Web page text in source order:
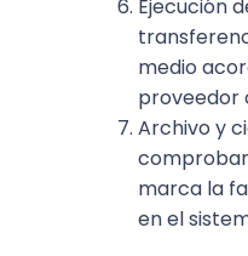
Ejecución
medio
proveedor
Archivo y
marca la
en el